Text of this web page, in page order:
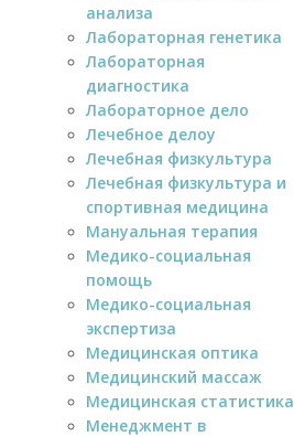
анализа
Лабораторная генетика
Лабораторная
диагностика
Лабораторное дело
Лечебное делоу
Лечебная физкультура
Лечебная физкультура и
спортивная медицина
Мануальная терапия
Медико-социальная
помощь
Медико-социальная
экспертиза
Медицинская оптика
Медицинский массаж
Медицинская статистика
Менеджмент в